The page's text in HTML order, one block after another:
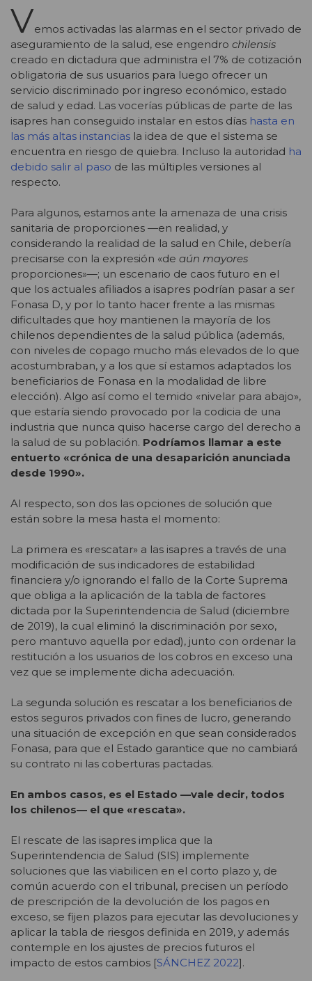
Vemos activadas las alarmas en el sector privado de
aseguramiento de la salud, ese engendro chilensis
creado en dictadura que administra el 7% de cotización
obligatoria de sus usuarios para luego ofrecer un
servicio discriminado por ingreso económico, estado
de salud y edad. Las vocerías públicas de parte de las
isapres han conseguido instalar en estos días hasta en
las más altas instancias la idea de que el sistema se
encuentra en riesgo de quiebra. Incluso la autoridad ha
debido salir al paso de las múltiples versiones al
respecto.
Para algunos, estamos ante la amenaza de una crisis
sanitaria de proporciones —en realidad, y
considerando la realidad de la salud en Chile, debería
precisarse con la expresión «de aún mayores
proporciones»—; un escenario de caos futuro en el
que los actuales afiliados a isapres podrían pasar a ser
Fonasa D, y por lo tanto hacer frente a las mismas
dificultades que hoy mantienen la mayoría de los
chilenos dependientes de la salud pública (además,
con niveles de copago mucho más elevados de lo que
acostumbraban, y a los que sí estamos adaptados los
beneficiarios de Fonasa en la modalidad de libre
elección). Algo así como el temido «nivelar para abajo»,
que estaría siendo provocado por la codicia de una
industria que nunca quiso hacerse cargo del derecho a
la salud de su población. Podríamos llamar a este
entuerto «crónica de una desaparición anunciada
desde 1990».
Al respecto, son dos las opciones de solución que
están sobre la mesa hasta el momento:
La primera es «rescatar» a las isapres a través de una
modificación de sus indicadores de estabilidad
financiera y/o ignorando el fallo de la Corte Suprema
que obliga a la aplicación de la tabla de factores
dictada por la Superintendencia de Salud (diciembre
de 2019), la cual eliminó la discriminación por sexo,
pero mantuvo aquella por edad), junto con ordenar la
restitución a los usuarios de los cobros en exceso una
vez que se implemente dicha adecuación.
La segunda solución es rescatar a los beneficiarios de
estos seguros privados con fines de lucro, generando
una situación de excepción en que sean considerados
Fonasa, para que el Estado garantice que no cambiará
su contrato ni las coberturas pactadas.
En ambos casos, es el Estado —vale decir, todos
los chilenos— el que «rescata».
El rescate de las isapres implica que la
Superintendencia de Salud (SIS) implemente
soluciones que las viabilicen en el corto plazo y, de
común acuerdo con el tribunal, precisen un período
de prescripción de la devolución de los pagos en
exceso, se fijen plazos para ejecutar las devoluciones y
aplicar la tabla de riesgos definida en 2019, y además
contemple en los ajustes de precios futuros el
impacto de estos cambios [SÁNCHEZ 2022].